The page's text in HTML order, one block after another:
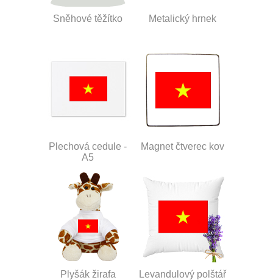
Sněhové těžítko Metalický hrnek
Plechová cedule -
A5
Magnet čtverec kov
Plyšák žirafa Levandulový polštář